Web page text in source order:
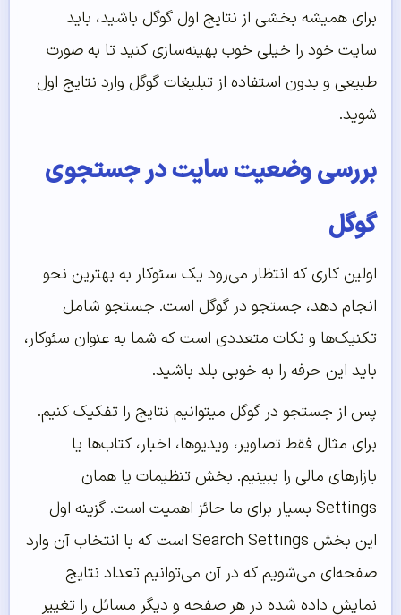
برای همیشه بخشی از نتایج اول گوگل باشید، باید
سایت خود را خیلی خوب بهینه‌سازی کنید تا به صورت
طبیعی و بدون استفاده از تبلیغات گوگل وارد نتایج اول
شوید.
بررسی وضعیت سایت در جستجوی
گوگل
اولین کاری که انتظار می‎‌رود یک سئوکار به بهترین نحو
انجام دهد، جستجو در گوگل است. جستجو شامل
تکنیک‌ها و نکات متعددی است که شما به عنوان سئوکار،
باید این حرفه را به خوبی بلد باشید.
پس از جستجو در گوگل میتوانیم نتایج را تفکیک کنیم.
برای مثال فقط تصاویر، ویدیوها، اخبار، کتاب‌ها یا
بازارهای مالی را ببینیم. بخش تنظیمات یا همان
Settings بسیار برای ما حائز اهمیت است. گزینه اول
این بخش Search Settings است که با انتخاب آن وارد
صفحه‌ای می‌شویم که در آن می‌توانیم تعداد نتایج
نمایش داده شده در هر صفحه و دیگر مسائل را تغییر